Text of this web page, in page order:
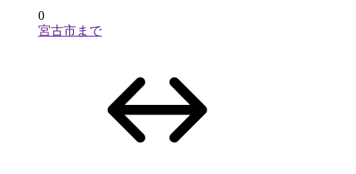
0
宮古市まで